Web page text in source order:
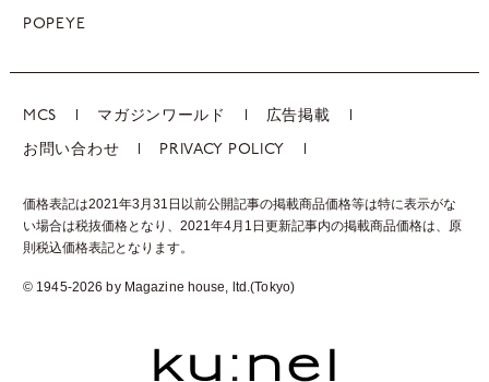
POPEYE
MCS マガジンワールド 広告掲載
お問い合わせ PRIVACY POLICY
価格表記は2021年3月31日以前公開記事の掲載商品価格等は特に表示がな
い場合は税抜価格となり、2021年4月1日更新記事内の掲載商品価格は、 原
則税込価格表記となります。
© 1945-2026 by Magazine house, ltd.(Tokyo)